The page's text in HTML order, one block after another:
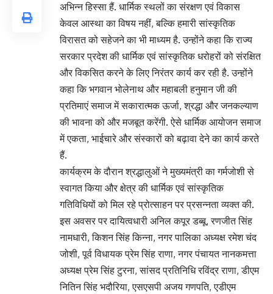
अभिन्न हिस्सा हैं. धार्मिक स्थलों का संरक्षण एवं विकास
केवल आस्था का विषय नहीं, बल्कि हमारी सांस्कृतिक
विरासत को सहेजने का भी माध्यम है. उन्होंने कहा कि राज्य
सरकार प्रदेश की धार्मिक एवं सांस्कृतिक धरोहरों को संरक्षित
और विकसित करने के लिए निरंतर कार्य कर रही है. उन्होंने
कहा कि भगवान भोलेनाथ और महाबली हनुमान जी की
प्रतिमाएं समाज में सकारात्मक ऊर्जा, श्रद्धा और जनकल्याण
की भावना को और मजबूत करेंगी. ऐसे धार्मिक आयोजन समाज
में एकता, भाईचारे और संस्कारों को बढ़ावा देने का कार्य करते
हैं.
कार्यक्रम के दौरान श्रद्धालुओं ने मुख्यमंत्री का गर्मजोशी से
स्वागत किया और क्षेत्र की धार्मिक एवं सांस्कृतिक
गतिविधियों को मिल रहे प्रोत्साहन पर प्रसन्नता व्यक्त की.
इस अवसर पर दायित्वधारी अनिल कपूर डब्बू, रणजीत सिंह
नामधारी, किशन सिंह किन्ना, नगर पालिका अध्यक्ष रमेश चंद
जोशी, पूर्व विधायक प्रेम सिंह राणा, नगर पंचायत नानकमत्ता
अध्यक्ष प्रेम सिंह टुरना, सांसद प्रतिनिधि रविंद्र राणा, डीएम
नितिन सिंह भदौरिया, एसएसपी अजय गणपति, एडीएम